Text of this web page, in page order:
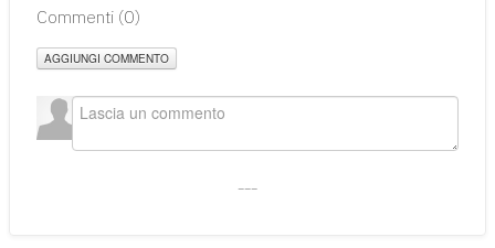
Commenti (0)
AGGIUNGI COMMENTO